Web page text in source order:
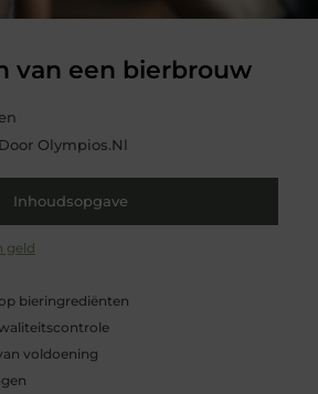
van een bierbrouw
Olympios.nl
Inhoudsopgave
geld
bieringrediënten
voldoening